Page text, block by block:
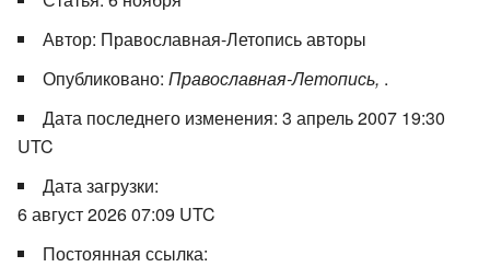
Автор: Православная-Летопись авторы
Опубликовано: Православная-Летопись, .
Дата последнего изменения: 3 апрель 2007 19:30
UTC
Дата загрузки:
6 август 2026 07:09 UTC
Постоянная ссылка: